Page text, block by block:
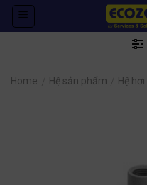
Skip
Home Hệ sản phẩm Hệ hơi